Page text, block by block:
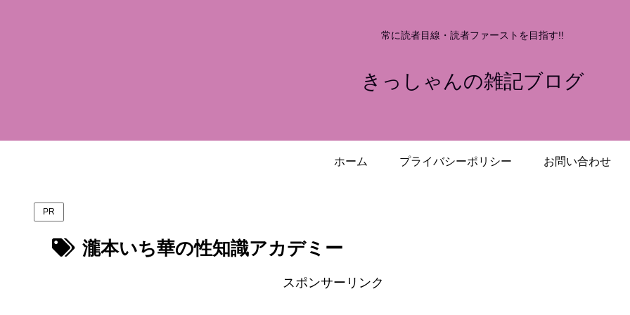
常に読者目線・読者ファーストを目指す!!
きっしゃんの雑記ブログ
ホーム プライバシーポリシー お問い合わせ
PR
瀧本いち華の性知識アカデミー
スポンサーリンク